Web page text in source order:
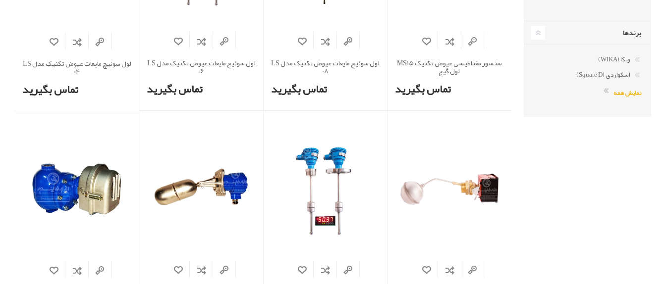
سنسور مغناطیسی عیوض تکنیک MS15
لول گیج
تماس بگیرید
لول سوئیچ مایعات عیوض تکنیک مدل LS
08
تماس بگیرید
لول سوئیچ مایعات عیوض تکنیک مدل LS
06
تماس بگیرید
لول سوئیچ مایعات عیوض تکنیک مدل LS
04
تماس بگیرید
برندها
ویکا (WIKA)
اسکواردی (Square D)
نمایش همه